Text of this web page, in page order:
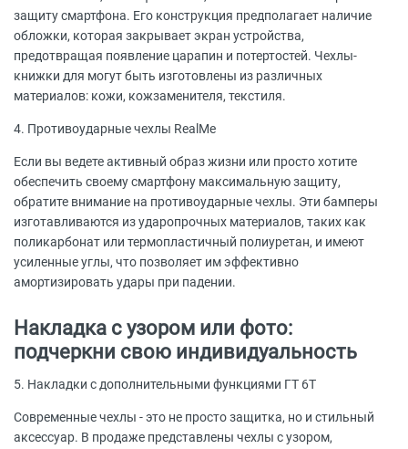
защиту смартфона. Его конструкция предполагает наличие
обложки, которая закрывает экран устройства,
предотвращая появление царапин и потертостей. Чехлы-
книжки для могут быть изготовлены из различных
материалов: кожи, кожзаменителя, текстиля.
4. Противоударные чехлы RealMe
Если вы ведете активный образ жизни или просто хотите
обеспечить своему смартфону максимальную защиту,
обратите внимание на противоударные чехлы. Эти бамперы
изготавливаются из ударопрочных материалов, таких как
поликарбонат или термопластичный полиуретан, и имеют
усиленные углы, что позволяет им эффективно
амортизировать удары при падении.
Накладка с узором или фото:
подчеркни свою индивидуальность
5. Накладки с дополнительными функциями ГТ 6Т
Современные чехлы - это не просто защитка, но и стильный
аксессуар. В продаже представлены чехлы с узором,